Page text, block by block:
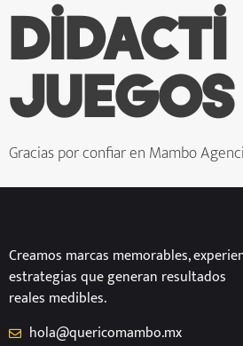
Didacti
juegos
Gracias por confiar en Mambo
Creamos marcas memorables,
estrategias que generan resultados
reales medibles.
hola@quericomambo.mx